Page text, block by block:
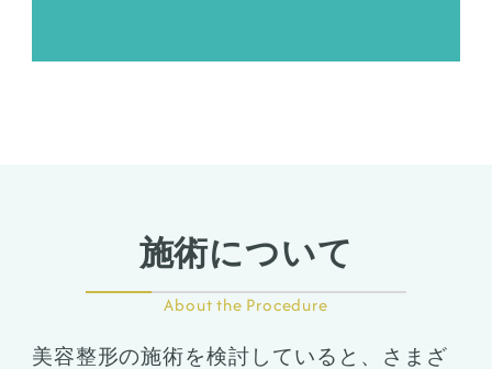
施術について
About the Procedure
美容整形の施術を検討していると、さまざ